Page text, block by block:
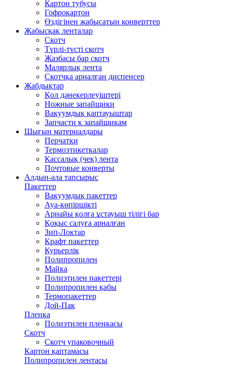
Картон тубусы
Гофрокартон
Өздігінен жабысатын конверттер
Жабысқақ ленталар
Скотч
Түрлі-түсті скотч
Жазбасы бар скотч
Малярлық лента
Скотчқа арналған диспенсер
Жабдықтар
Қол дәнекерлеуіштері
Ножные запайщики
Вакуумдық қаптауыштар
Запчасти к запайщикам
Шығын материалдары
Перчатки
Термоэтикеткалар
Кассалық (чек) лента
Почтовые конверты
Алдын-ала тапсырыс
Пакеттер
Вакуумдық пакеттер
Ауа-көпіршікті
Арнайы қолға ұстауыш тілігі бар
Қоқыс салуға арналған
Зип-Локтар
Крафт пакеттер
Курьерлік
Полипропилен
Майка
Полиэтилен пакеттері
Полипропилен қабы
Термопакеттер
Дой-Пак
Пленка
Полиэтилен пленкасы
Скотч
Скотч упаковочный
Картон қаптамасы
Полипропилен лентасы